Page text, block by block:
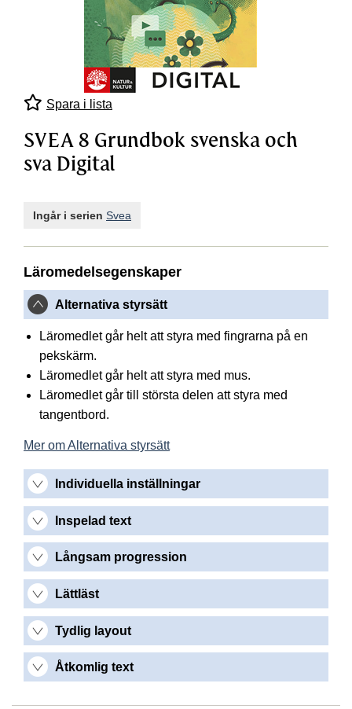
Spara i lista
SVEA 8 Grundbok svenska och
sva Digital
Ingår i serien Svea
Läromedelsegenskaper
Alternativa styrsätt
Läromedlet går helt att styra med fingrarna på en
pekskärm.
Läromedlet går helt att styra med mus.
Läromedlet går till största delen att styra med
tangentbord.
Mer om Alternativa styrsätt
Individuella inställningar
Inspelad text
Långsam progression
Lättläst
Tydlig layout
Åtkomlig text